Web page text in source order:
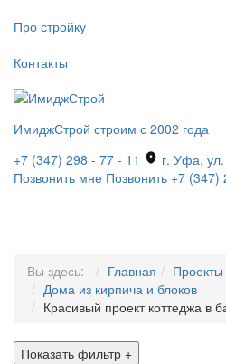
Про стройку
Контакты
ИмиджСтрой строим с 2002 года
+7 (347) 298 - 77 - 11
г. Уфа,
Позвонить мне Позвонить +7 (347)
Вы здесь: Главная
Дома из кирпича и блоков
Красивый проект коттеджа в
Показать фильтр +